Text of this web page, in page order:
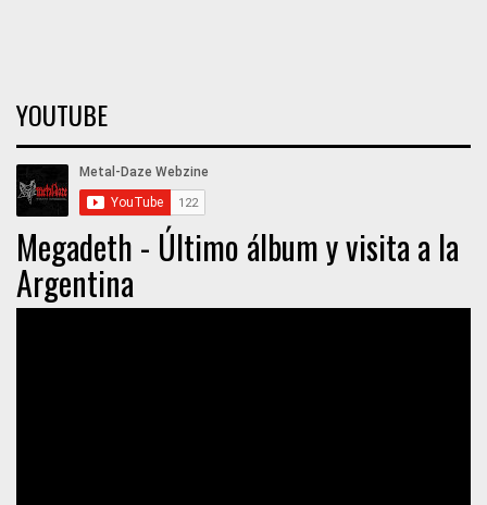
YOUTUBE
Megadeth - Último álbum y visita a la
Argentina